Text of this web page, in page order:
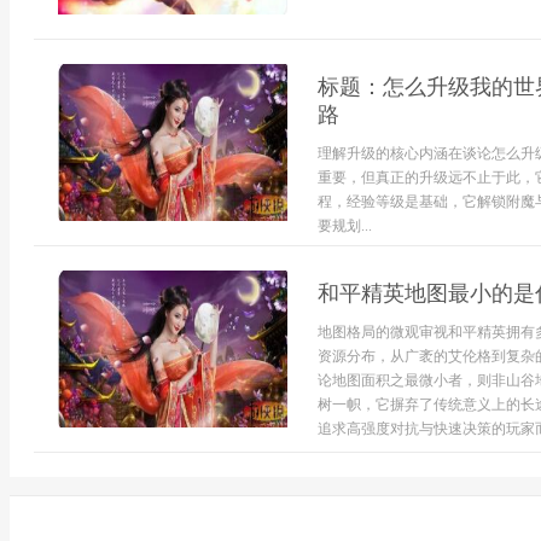
标题：怎么升级我的
路
理解升级的核心内涵在谈论怎么
重要，但真正的升级远不止于此
程，经验等级是基础，它解锁附
要规划...
和平精英地图最小的
地图格局的微观审视和平精英拥
资源分布，从广袤的艾伦格到复
论地图面积之最微小者，则非山
树一帜，它摒弃了传统意义上的
追求高强度对抗与快速决策的玩家